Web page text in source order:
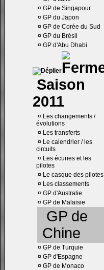
¤ GP de Singapour
¤ GP du Japon
¤ GP de Corée du Sud
¤ GP du Brésil
¤ GP d'Abu Dhabi
Saison
2011
¤ Les changements /
évolutions
¤ Les transferts
¤ Le calendrier / les
circuits
¤ Les écuries et les
pilotes
¤ Le casque des pilotes
¤ Les classements
¤ GP d'Australie
¤ GP de Malaisie
GP de
Chine
¤ GP de Turquie
¤ GP d'Espagne
¤ GP de Monaco